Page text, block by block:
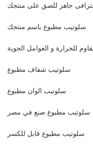
جاهز للصق على منتجك
سلوتيب مطبوع باسم منتجك
للحرارة و العوامل الجوية
سلوتيب شفاف مطبوع
سلوتيب الوان مطبوع
سلوتيب مطبوع صنع في مصر
سلوتيب مطبوع قابل للكسر